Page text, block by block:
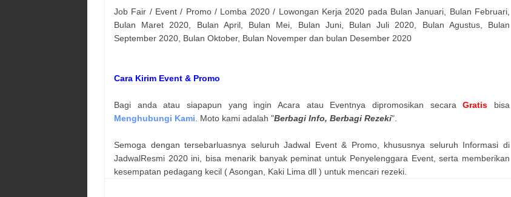
Job Fair / Event / Promo / Lomba 2020 / Lowongan Kerja 2020 pada Bulan Januari, Bulan Februari,
Bulan Maret 2020, Bulan April, Bulan Mei, Bulan Juni, Bulan Juli 2020, Bulan Agustus, Bulan
September 2020, Bulan Oktober, Bulan Novemper dan bulan Desember 2020
Cara Kirim Event & Promo
Bagi anda atau siapapun yang ingin Acara atau Eventnya dipromosikan secaraGratis bisa
Menghubungi Kami. Moto kami adalah "Berbagi Info, Berbagi Rezeki".
Semoga dengan tersebarluasnya seluruh Jadwal Event & Promo, khususnya seluruh Informasi di
JadwalResmi 2020 ini, bisa menarik banyak peminat untuk Penyelenggara Event, serta memberikan
kesempatan pedagang kecil ( Asongan, Kaki Lima dll ) untuk mencari rezeki.